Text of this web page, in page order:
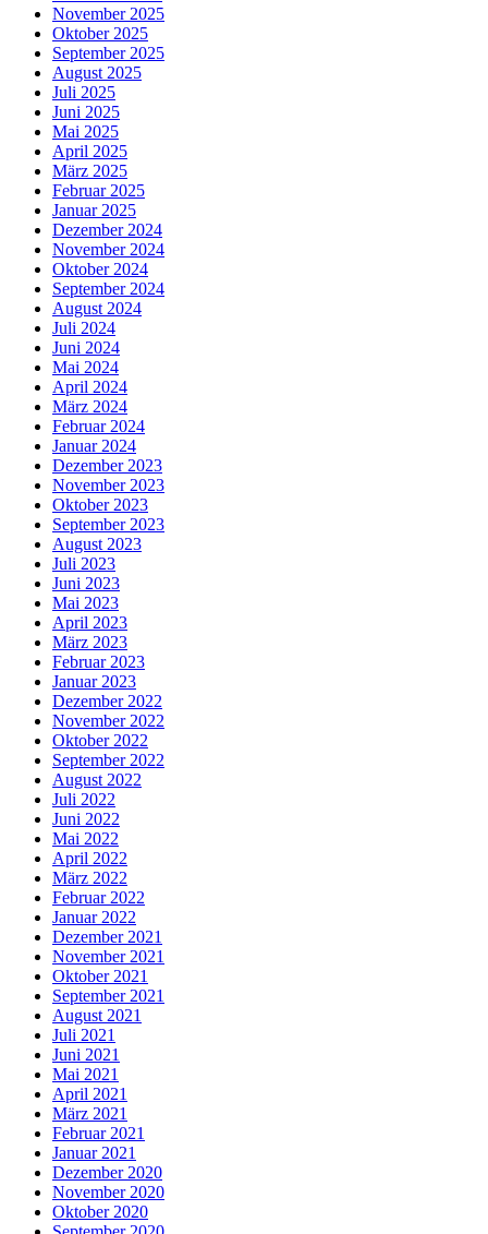
November 2025
Oktober 2025
September 2025
August 2025
Juli 2025
Juni 2025
Mai 2025
April 2025
März 2025
Februar 2025
Januar 2025
Dezember 2024
November 2024
Oktober 2024
September 2024
August 2024
Juli 2024
Juni 2024
Mai 2024
April 2024
März 2024
Februar 2024
Januar 2024
Dezember 2023
November 2023
Oktober 2023
September 2023
August 2023
Juli 2023
Juni 2023
Mai 2023
April 2023
März 2023
Februar 2023
Januar 2023
Dezember 2022
November 2022
Oktober 2022
September 2022
August 2022
Juli 2022
Juni 2022
Mai 2022
April 2022
März 2022
Februar 2022
Januar 2022
Dezember 2021
November 2021
Oktober 2021
September 2021
August 2021
Juli 2021
Juni 2021
Mai 2021
April 2021
März 2021
Februar 2021
Januar 2021
Dezember 2020
November 2020
Oktober 2020